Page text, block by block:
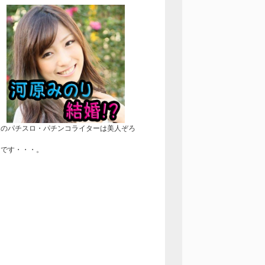
パチスロ・パチンコライターは美人ぞろ
す・・・。